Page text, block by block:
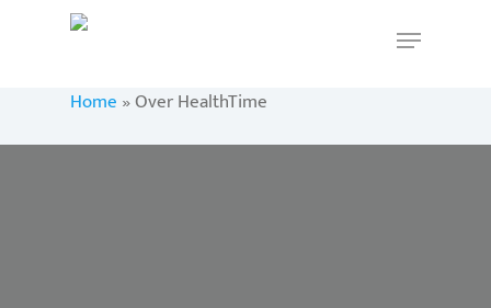
Home »Over HealthTime